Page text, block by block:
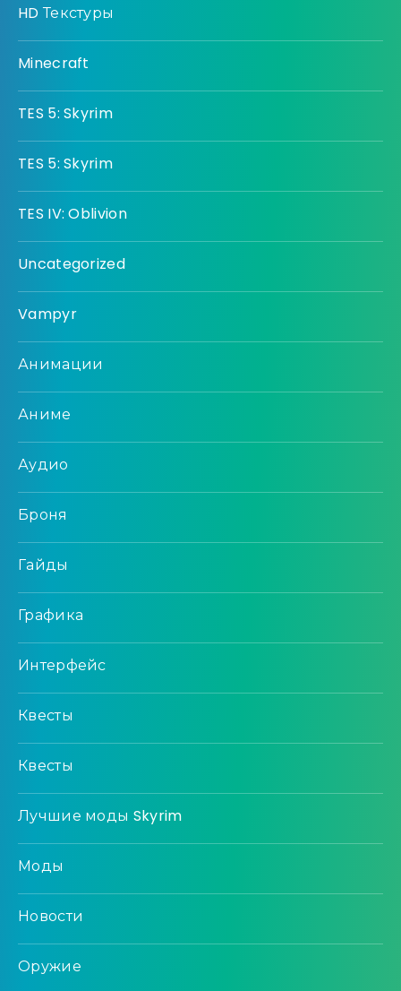
HD Текстуры
Minecraft
TES 5: Skyrim
TES 5: Skyrim
TES IV: Oblivion
Uncategorized
Vampyr
Анимации
Аниме
Аудио
Броня
Гайды
Графика
Интерфейс
Квесты
Квесты
Лучшие моды Skyrim
Моды
Новости
Оружие